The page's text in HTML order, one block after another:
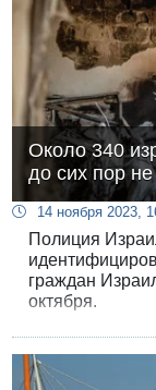
Около 340
до сих пор
14 ноября 2023,
Полиция
граждан
октября.